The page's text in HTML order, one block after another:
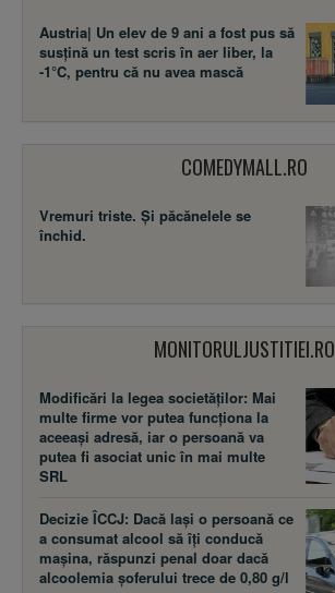
Austria| Un elev de 9 ani a fost pus să
susţină un test scris în aer liber, la
-1°C, pentru că nu avea mască
COMEDYMALL.RO
Vremuri triste. Şi păcănelele se
închid.
MONITORULJUSTITIEI.RO
Modificări la legea societăţilor: Mai
multe firme vor putea funcţiona la
aceeaşi adresă, iar o persoană va
putea fi asociat unic în mai multe
SRL
Decizie ÎCCJ: Dacă laşi o persoană ce
a consumat alcool să îţi conducă
maşina, răspunzi penal doar dacă
alcoolemia şoferului trece de 0,80 g/l